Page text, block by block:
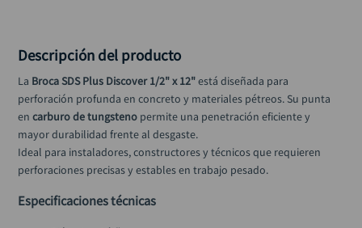
Descripción del producto
La Broca SDS Plus Discover 1/2" x 12" está diseñada para
perforación profunda en concreto y materiales pétreos. Su punta
en carburo de tungsteno permite una penetración eficiente y
mayor durabilidad frente al desgaste.
Ideal para instaladores, constructores y técnicos que requieren
perforaciones precisas y estables en trabajo pesado.
Especificaciones técnicas
taladro inalámbrico
alicate